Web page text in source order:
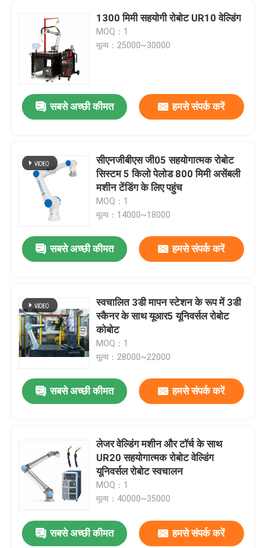
1300 मिमी सहयोगी रोबोट UR10 वेल्डिंग
MOQ：1
मूल्य：25000~30000
सबसे अच्छी कीमत हमसे संपर्क करें
सीएनजीबीएस जी05 सहयोगात्मक रोबोट
सिस्टम 5 किलो पेलोड 800 मिमी असेंबली
मशीन टेंडिंग के लिए पहुंच
MOQ：1
मूल्य：14000~18000
सबसे अच्छी कीमत हमसे संपर्क करें
स्वचालित 3डी मापन स्टेशन के रूप में 3डी
स्कैनर के साथ यूआर5 यूनिवर्सल रोबोट
कोबोट
MOQ：1
मूल्य：28000~22000
सबसे अच्छी कीमत हमसे संपर्क करें
लेजर वेल्डिंग मशीन और टॉर्च के साथ
UR20 सहयोगात्मक रोबोट वेल्डिंग
यूनिवर्सल रोबोट स्वचालन
MOQ：1
मूल्य：40000~35000
सबसे अच्छी कीमत हमसे संपर्क करें